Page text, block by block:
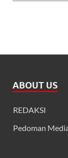
ABOUT US
REDAKSI
Pedoman